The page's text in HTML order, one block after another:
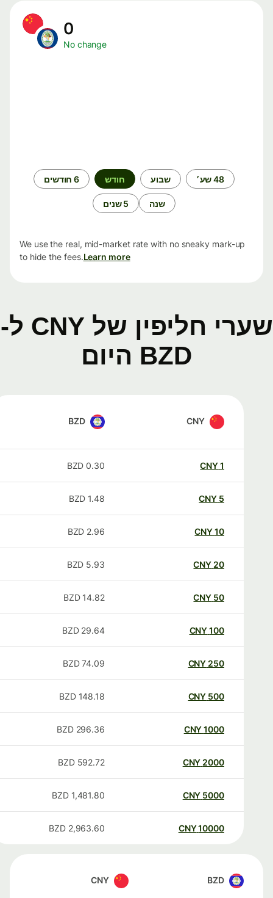
No change
48 שע׳ שבוע חודש 6 חודשים
שנה 5 שנים
We use the real, mid-market rate with no sneaky mark-up
to hide the fees.Learn more
שערי חליפין של CNY ל-
BZD היום
CNY
BZD
CNY
0.30
BZD
CNY
1.48
BZD
CNY
2.96
BZD
20
CNY
5.93
BZD
50
CNY
14.82
BZD
100
CNY
29.64
BZD
250
CNY
74.09
BZD
500
CNY
148.18
BZD
1000
CNY
296.36
BZD
2000
CNY
592.72
BZD
5000
CNY
1,481.80
BZD
10000
CNY
2,963.60
BZD
BZD
CNY